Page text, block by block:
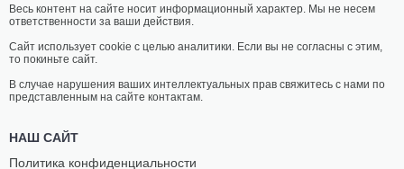
Весь контент на сайте носит информационный характер. Мы не несем
ответственности за ваши действия.
Сайт использует cookie с целью аналитики. Если вы не согласны с этим,
то покиньте сайт.
В случае нарушения ваших интеллектуальных прав свяжитесь с нами по
представленным на сайте контактам.
НАШ САЙТ
Политика конфиденциальности